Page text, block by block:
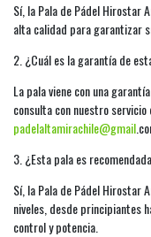
Sí, la Pala de Pádel Hirostar
alta calidad para garantizar
2. ¿Cuál es la garantía de
La pala viene con una
consulta con nuestro
padelaltamirachile@gmail
3. ¿Esta pala es
Sí, la Pala de Pádel Hirostar
niveles, desde principiantes
control y potencia.